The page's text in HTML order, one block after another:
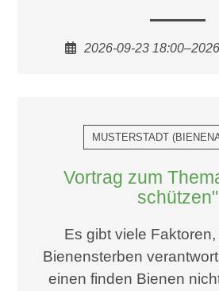
2026-09-23
MUSTERSTADT(
Vortrag zum
schützen"
Es gibt viele
Bienensterben
einen finden Bienen